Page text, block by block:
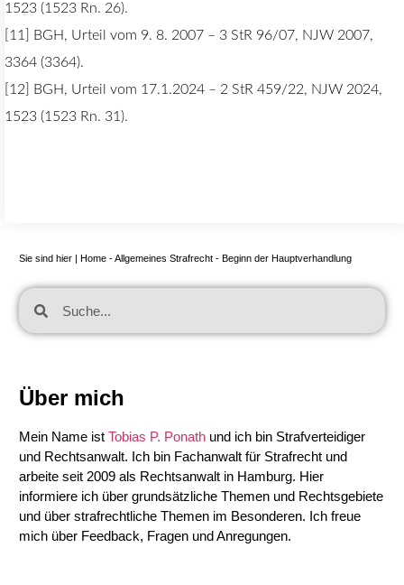
1523 (1523 Rn. 26).
[11] BGH, Urteil vom 9. 8. 2007 – 3 StR 96/07, NJW 2007,
3364 (3364).
[12] BGH, Urteil vom 17.1.2024 – 2 StR 459/22, NJW 2024,
1523 (1523 Rn. 31).
Sie sind hier | Home -Allgemeines Strafrecht - Beginn der Hauptverhandlung
Über mich
Mein Name ist Tobias P. Ponath und ich bin Strafverteidiger
und Rechtsanwalt. Ich bin Fachanwalt für Strafrecht und
arbeite seit 2009 als Rechtsanwalt in Hamburg. Hier
informiere ich über grundsätzliche Themen und Rechtsgebiete
und über strafrechtliche Themen im Besonderen. Ich freue
mich über Feedback, Fragen und Anregungen.